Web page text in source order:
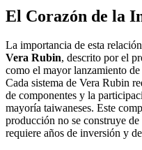
El Corazón de la
La importancia de esta
Vera Rubin, descrito por el
como el mayor lanzamiento
Cada sistema de Vera Rubin
de componentes y la
mayoría taiwaneses. Este
producción no se construye
requiere años de inversión y